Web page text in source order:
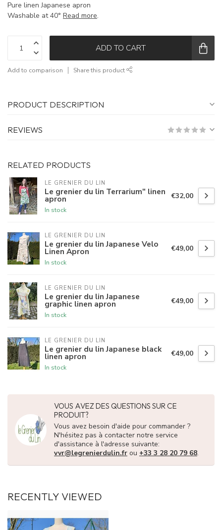
Pure linen Japanese apron
Washable at 40° Read more.
ADD TO CART
Add to comparison Share this product
PRODUCT DESCRIPTION
REVIEWS
RELATED PRODUCTS
LE GRENIER DU LIN
Le grenier du lin Terrarium" linen
apron
In stock
€32,00
LE GRENIER DU LIN
Le grenier du lin Japanese Velo
Linen Apron
In stock
€49,00
LE GRENIER DU LIN
Le grenier du lin Japanese
graphic linen apron
In stock
€49,00
LE GRENIER DU LIN
Le grenier du lin Japanese black
linen apron
In stock
€49,00
VOUS AVEZ DES QUESTIONS SUR CE
PRODUIT?
Vous avez besoin d'aide pour commander ?
N'hésitez pas à contacter notre service
d'assistance à l'adresse suivante:
vvr@legrenierdulin.fr ou +33 3 28 20 79 68.
RECENTLY VIEWED